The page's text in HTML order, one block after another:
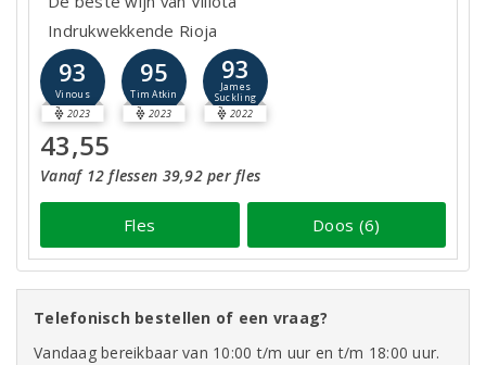
Indrukwekkende Rioja
93
Vinous
2023
95
Tim Atkin
2023
93
James
Suckling
2022
43,55
Vanaf 12 flessen 39,92 per fles
Fles Doos (6)
Telefonisch bestellen of een vraag?
Vandaag bereikbaar van 10:00 t/m uur en t/m 18:00 uur.